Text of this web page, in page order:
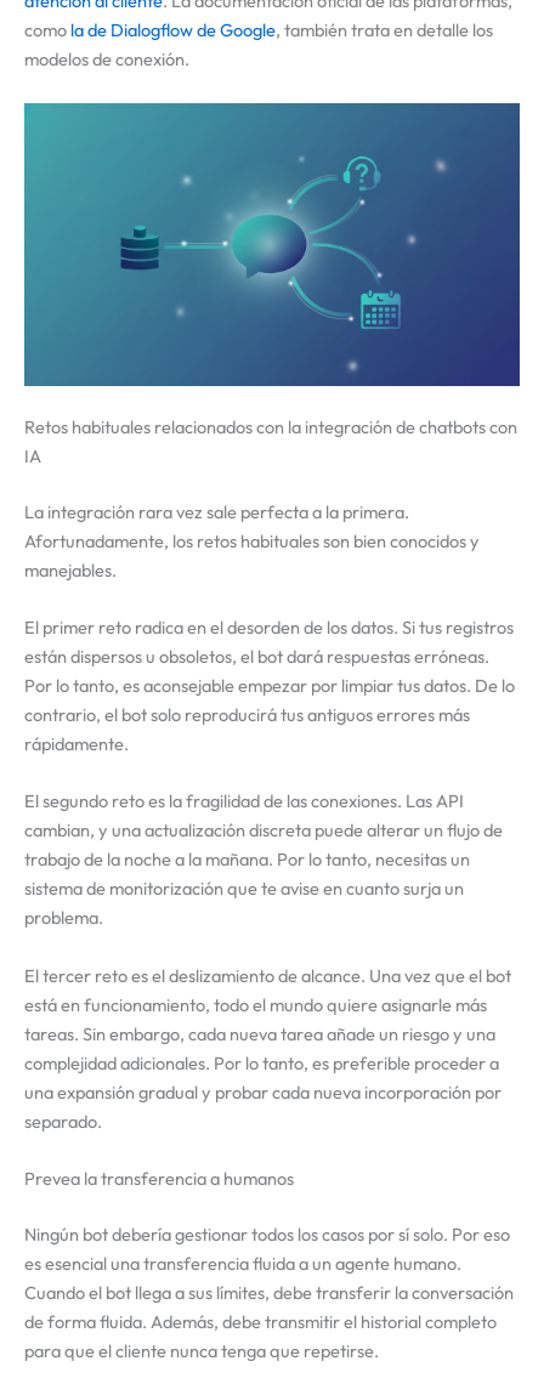
como la de Dialogflow de Google, también trata en detalle los
modelos de conexión.
Retos habituales relacionados con la integración de chatbots con
IA
La integración rara vez sale perfecta a la primera.
Afortunadamente, los retos habituales son bien conocidos y
manejables.
El primer reto radica en el desorden de los datos. Si tus registros
están dispersos u obsoletos, el bot dará respuestas erróneas.
Por lo tanto, es aconsejable empezar por limpiar tus datos. De lo
contrario, el bot solo reproducirá tus antiguos errores más
rápidamente.
El segundo reto es la fragilidad de las conexiones. Las API
cambian, y una actualización discreta puede alterar un flujo de
trabajo de la noche a la mañana. Por lo tanto, necesitas un
sistema de monitorización que te avise en cuanto surja un
problema.
El tercer reto es el deslizamiento de alcance. Una vez que el bot
está en funcionamiento, todo el mundo quiere asignarle más
tareas. Sin embargo, cada nueva tarea añade un riesgo y una
complejidad adicionales. Por lo tanto, es preferible proceder a
una expansión gradual y probar cada nueva incorporación por
separado.
Prevea la transferencia a humanos
Ningún bot debería gestionar todos los casos por sí solo. Por eso
es esencial una transferencia fluida a un agente humano.
Cuando el bot llega a sus límites, debe transferir la conversación
de forma fluida. Además, debe transmitir el historial completo
para que el cliente nunca tenga que repetirse.